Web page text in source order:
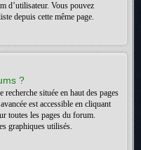
d’utilisateur. Vous pouvez
depuis cette même page.
?
recherche située en haut des pages
est accessible en cliquant
toutes les pages du forum.
graphiques utilisés.